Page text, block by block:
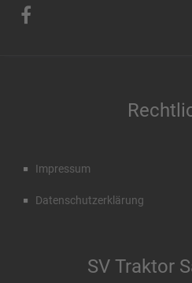
Impressum
Datenschutzerklärung
SV Traktor